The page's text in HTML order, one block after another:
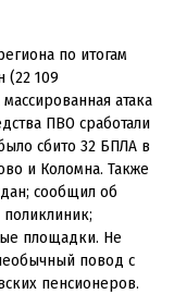
по итогам
(22 109
атака
ПВО сработали
сбито 32 БПЛА в
и Коломна. Также
сообщил об
площадки. Не
повод с
пенсионеров.